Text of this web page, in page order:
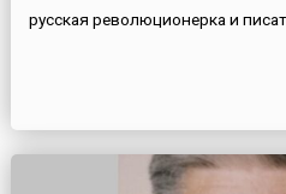
русская революционерка и